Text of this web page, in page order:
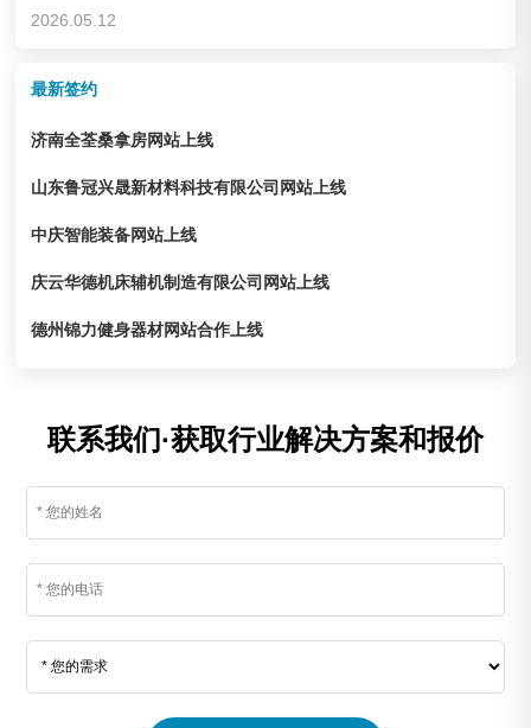
2026.05.12
最新签约
济南全荃桑拿房网站上线
山东鲁冠兴晟新材料科技有限公司网站上线
中庆智能装备网站上线
庆云华德机床辅机制造有限公司网站上线
德州锦力健身器材网站合作上线
联系我们·获取行业解决方案和报价